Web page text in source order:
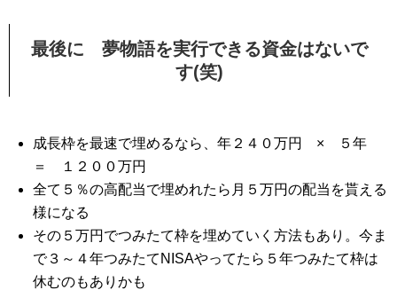
最後に 夢物語を実行できる資金はないで
す(笑)
成長枠を最速で埋めるなら、年２４０万円 × ５年
＝ １２００万円
全て５％の高配当で埋めれたら月５万円の配当を貰える
様になる
その５万円でつみたて枠を埋めていく方法もあり。今ま
で３～４年つみたてNISAやってたら５年つみたて枠は
休むのもありかも